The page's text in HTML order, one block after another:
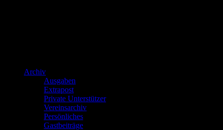
Archiv
Ausgaben
Extrapost
Private Unterstützer
Vereinsarchiv
Persönliches
Gastbeiträge